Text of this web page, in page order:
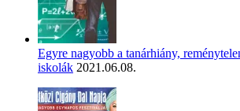
Egyre nagyobb a tanárhiány,
iskolák 2021.06.08.